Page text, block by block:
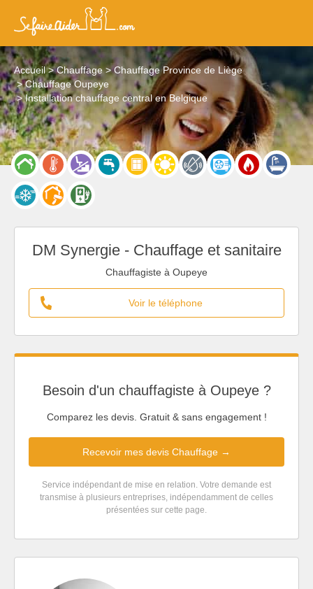
Accueil Chauffage
Chauffage Province de Liège
Chauffage Oupeye
Installation chauffage central en Belgique
DM Synergie - Chauffage et sanitaire
Chauffagiste à Oupeye
Voir le téléphone
Besoin d'un chauffagiste à Oupeye ?
Comparez les devis. Gratuit & sans engagement !
Recevoir mes devis Chauffage →
Service indépendant de mise en relation. Votre demande est
transmise à plusieurs entreprises, indépendamment de celles
présentées sur cette page.